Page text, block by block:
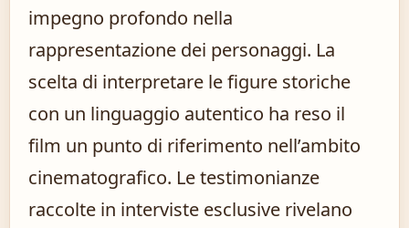
impegno profondo nella
rappresentazione dei personaggi. La
scelta di interpretare le figure storiche
con un linguaggio autentico ha reso il
film un punto di riferimento nell’ambito
cinematografico. Le testimonianze
raccolte in interviste esclusive rivelano